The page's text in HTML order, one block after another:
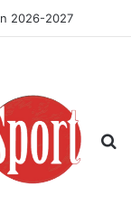
2026-2027